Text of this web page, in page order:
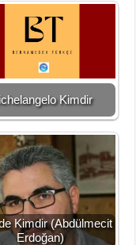
Kimdir
Kimdir (Abdülmecit
Erdoğan)